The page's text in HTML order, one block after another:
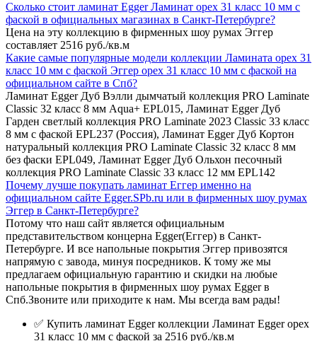
Сколько стоит ламинат Egger Ламинат орех 31 класс 10 мм с
фаской в официальных магазинах в Санкт-Петербурге?
Цена на эту коллекцию в фирменных шоу румах Эггер
составляет 2516 руб./кв.м
Какие самые популярные модели коллекции Ламината орех 31
класс 10 мм с фаской Эггер орех 31 класс 10 мм с фаской на
официальном сайте в Спб?
Ламинат Egger Дуб Вэлли дымчатый коллекция PRO Laminate
Classic 32 класс 8 мм Aqua+ EPL015, Ламинат Egger Дуб
Гарден светлый коллекция PRO Laminate 2023 Classic 33 класс
8 мм с фаской EPL237 (Россия), Ламинат Egger Дуб Кортон
натуральный коллекция PRO Laminate Classic 32 класс 8 мм
без фаски EPL049, Ламинат Egger Дуб Ольхон песочный
коллекция PRO Laminate Classic 33 класс 12 мм EPL142
Почему лучше покупать ламинат Еггер именно на
официальном сайте Egger.SPb.ru или в фирменных шоу румах
Эггер в Санкт-Петербурге?
Потому что наш сайт является официальным
представительством концерна Egger(Еггер) в Санкт-
Петербурге. И все напольные покрытия Эггер привозятся
напрямую с завода, минуя посредников. К тому же мы
предлагаем официальную гарантию и скидки на любые
напольные покрытия в фирменных шоу румах Egger в
Спб.Звоните или приходите к нам. Мы всегда вам рады!
✅ Купить ламинат Egger коллекции Ламинат Egger орех
31 класс 10 мм с фаской за 2516 руб./кв.м